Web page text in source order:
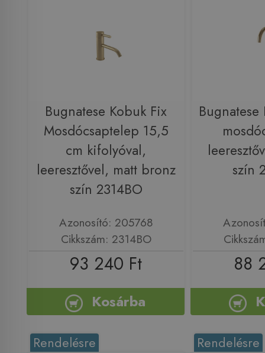
Bugnatese Kobuk Fix
Mosdócsaptelep 15,5
cm kifolyóval,
leeresztővel, matt bronz
szín 2314BO
Azonosító: 205768
Cikkszám: 2314BO
93 240 Ft
Kosárba
Bugnatese
szín
88
Rendelésre Rendelésre